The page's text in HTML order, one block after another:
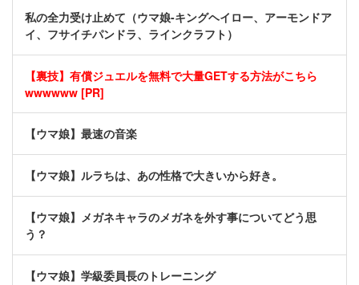
私の全力受け止めて（ウマ娘-キングヘイロー、アーモンドア
イ、フサイチパンドラ、ラインクラフト）
【裏技】有償ジュエルを無料で大量GETする方法がこちら
wwwwww [PR]
【ウマ娘】最速の音楽
【ウマ娘】ルラちは、あの性格で大きいから好き。
【ウマ娘】メガネキャラのメガネを外す事についてどう思
う？
【ウマ娘】学級委員長のトレーニング